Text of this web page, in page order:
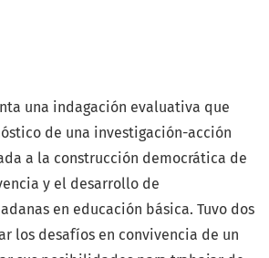
una indagación evaluativa que
de una investigación-acción
a la construcción democrática de
y el desarrollo de
en educación básica. Tuvo dos
los desafíos en convivencia de un